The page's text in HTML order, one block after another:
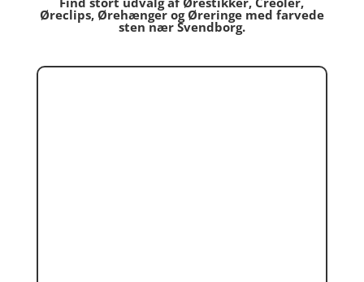
Øreclips, Ørehænger og Øreringe med farvede
sten nær Svendborg.